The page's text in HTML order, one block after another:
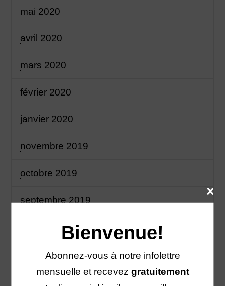
mai 2020
avril 2020
mars 2020
février 2020
janvier 2020
novembre 2019
octobre 2019
septembre 2019
juillet 2019
juin 2019
Bienvenue!
Abonnez-vous à notre infolettre
mensuelle et recevez gratuitement